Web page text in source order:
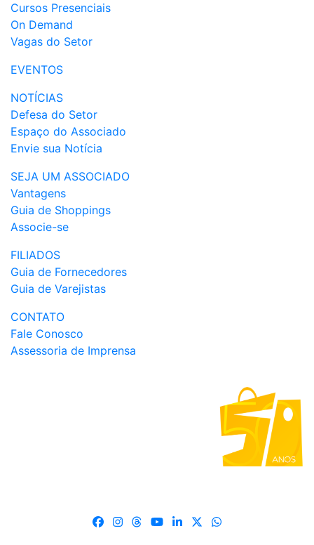
Cursos Presenciais
On Demand
Vagas do Setor
EVENTOS
NOTÍCIAS
Defesa do Setor
Espaço do Associado
Envie sua Notícia
SEJA UM ASSOCIADO
Vantagens
Guia de Shoppings
Associe-se
FILIADOS
Guia de Fornecedores
Guia de Varejistas
CONTATO
Fale Conosco
Assessoria de Imprensa